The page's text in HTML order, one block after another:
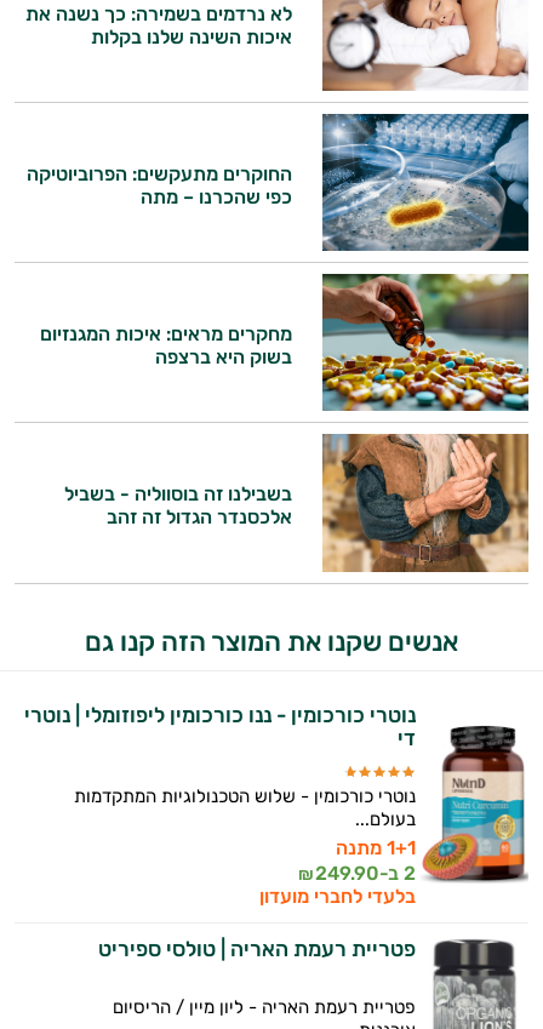
לא נרדמים בשמירה: כך נשנה את
איכות השינה שלנו בקלות
החוקרים מתעקשים: הפרוביוטיקה
כפי שהכרנו – מתה
מחקרים מראים: איכות המגנזיום
בשוק היא ברצפה
בשבילנו זה בוסווליה - בשביל
אלכסנדר הגדול זה זהב
אנשים שקנו את המוצר הזה קנו גם
נוטרי כורכומין - ננו כורכומין ליפוזומלי | נוטרי
די
נוטרי כורכומין - שלוש הטכנולוגיות המתקדמות
בעולם...
1+1 מתנה
2 ב-
249.90
₪
בלעדי לחברי מועדון
פטריית רעמת האריה | טולסי ספיריט
פטריית רעמת האריה - ליון מיין / הריסיום
היי,
אני יועץ הבריאות האישי AI של טבע בריא.
התשובות שלי מבוססות על מאגרי מידע קליניים
ותזונת הספורט.
אני כאן כדי לעזור לך להתאים את תוספי
התזונה ומוצרי הבריאות המדויקים למטרות